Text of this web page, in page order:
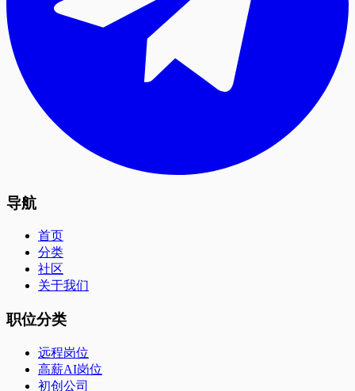
导航
首页
分类
社区
关于我们
职位分类
远程岗位
高薪AI岗位
初创公司